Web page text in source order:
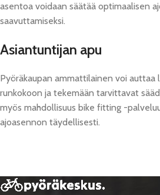
asentoa voidaan säätää optimaalisen
saavuttamiseksi.
Asiantuntijan apu
Pyöräkaupan ammattilainen voi auttaa
runkokoon ja tekemään tarvittavat
myös mahdollisuus bike fitting -
ajoasennon täydellisesti.